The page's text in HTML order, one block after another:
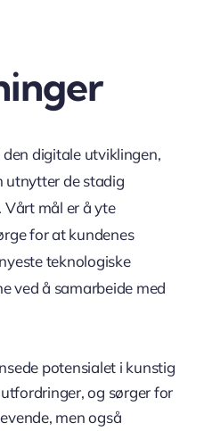
den digitale utviklingen,
utnytter de stadig
Vårt mål er å yte
for at kundenes
teknologiske
ved å samarbeide med
potensialet i kunstig
og sørger for
men også